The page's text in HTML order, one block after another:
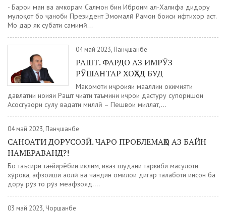
- Барои ман ва ҳамкорам Салмон бин Иброҳим ал-Халифа дидору
мулоқот бо ҷаноби Президент Эмомалӣ Раҳмон боиси ифтихор аст.
Мо дар як суҳбати самимӣ...
04 май 2023, Панҷшанбе
РАШТ. ФАРДО АЗ ИМРӮЗ
РӮШАНТАР ХОҲАД БУД
Мақомоти иҷроияи маҳаллии ҳокимияти
давлатии ноҳияи Рашт ҷиҳати таъмини иҷрои дастуру супоришҳои
Асосгузори сулҳу ваҳдати миллӣ – Пешвои миллат,...
04 май 2023, Панҷшанбе
САНОАТИ ДОРУСОЗӢ. ЧАРО ПРОБЛЕМАҲО АЗ БАЙН
НАМЕРАВАНД?!
Бо таъсири тағйирёбии иқлим, иваз шудани таркиби маҳсулоти
хӯрока, афзоиши аҳолӣ ва чандин омилҳои дигар талаботи инсон ба
дору рӯз то рӯз меафзояд....
03 май 2023, Чоршанбе